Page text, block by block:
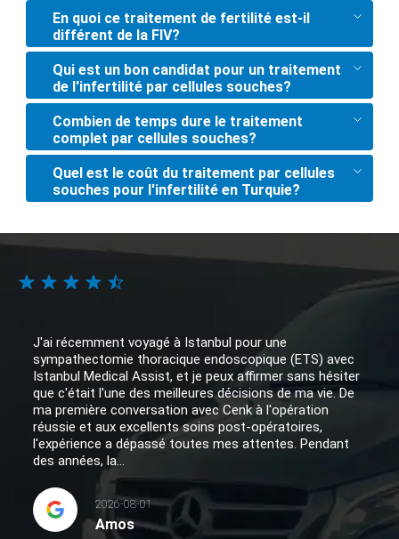
En quoi ce traitement de fertilité est-il
différent de la FIV?
Qui est un bon candidat pour un traitement
de l'infertilité par cellules souches?
Combien de temps dure le traitement
complet par cellules souches?
Quel est le coût du traitement par cellules
souches pour l'infertilité en Turquie?
J'ai récemment voyagé à Istanbul pour une
sympathectomie thoracique endoscopique (ETS) avec
Istanbul Medical Assist, et je peux affirmer sans hésiter
que c'était l'une des meilleures décisions de ma vie. De
ma première conversation avec Cenk à l'opération
réussie et aux excellents soins post-opératoires,
l'expérience a dépassé toutes mes attentes. Pendant
des années, la...
2026-08-01
Amos